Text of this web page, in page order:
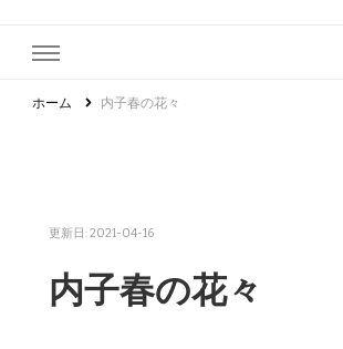
ホーム 内子春の花々
更新日:2021-04-16
内子春の花々